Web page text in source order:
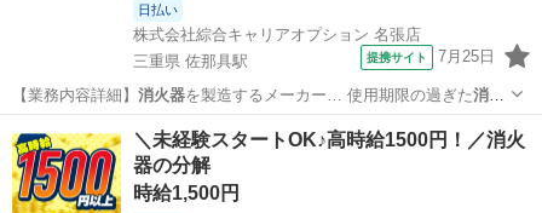
日払い
株式会社綜合キャリアオプション 名張店
三重県 佐那具駅
提携サイト 7月25日
【業務内容詳細】 消火器 を製造するメーカー… 使用期限の過ぎた消火
器を回収し、 分解と… 報】使用期限切れの消火器 【職場の雰囲気…
佐那具駅 工場
＼未経験スタートOK♪高時給1500円！／消火
器の分解
時給1,500円